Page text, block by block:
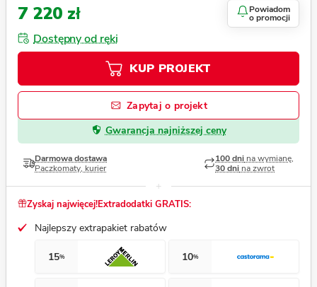
7 220 zł Powiadom
o promocji
Dostępny od ręki
KUP PROJEKT
Zapytaj o projekt
Gwarancja najniższej ceny
Darmowa dostawa
Paczkomaty, kurier
100 dni na wymianę,
30 dni na zwrot
Zyskaj najwięcej!Extradodatki GRATIS:
Najlepszy extrapakiet rabatów
15% 10%